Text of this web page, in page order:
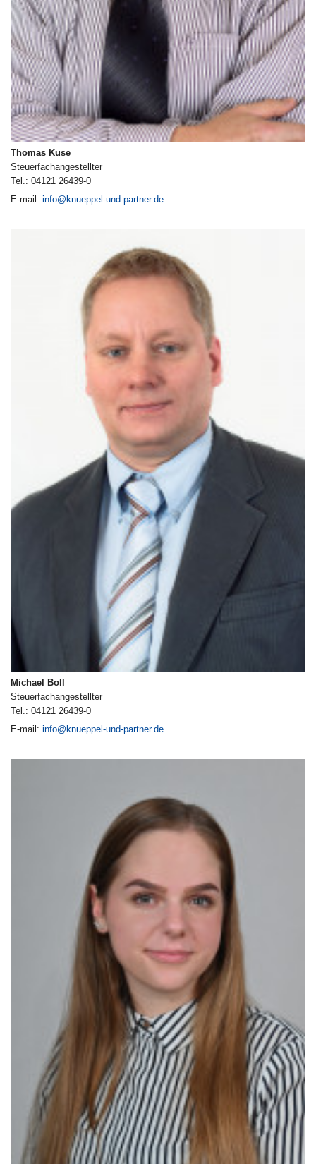
Thomas Kuse
Steuerfachangestellter
Tel.: 04121 26439-0
E-mail: info@knueppel-und-partner.de
Michael Boll
Steuerfachangestellter
Tel.: 04121 26439-0
E-mail: info@knueppel-und-partner.de